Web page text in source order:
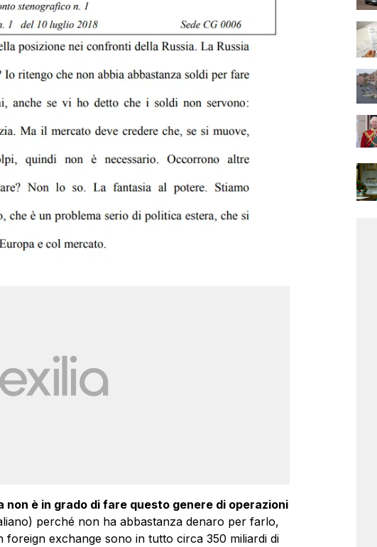
non è in grado di fare questo genere di operazioni
perché non ha abbastanza denaro per farlo,
foreign exchange sono in tutto circa 350 miliardi di